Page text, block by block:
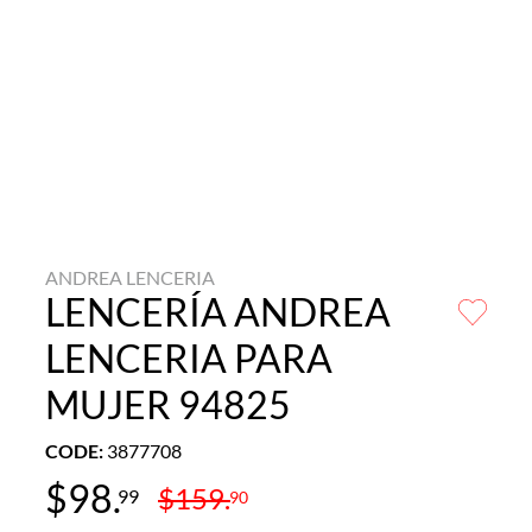
ANDREA LENCERIA
LENCERÍA ANDREA
LENCERIA PARA
MUJER 94825
CODE: 3877708
$98.99 $159.90